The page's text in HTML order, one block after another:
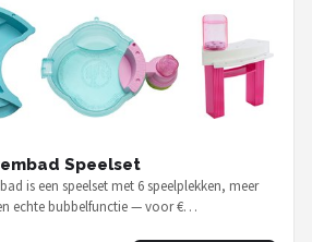
Speelset
is een speelset met 6 speelplekken, meer
echte bubbelfunctie — voor €…